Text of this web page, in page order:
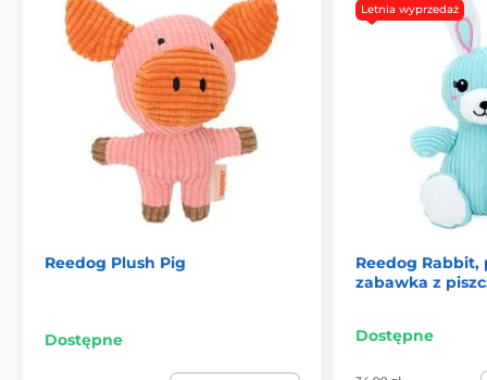
Reedog Plush Pig
Dostępne
Letnia wyprzedaż
Reedog Rabbit,
zabawka z
Dostępne